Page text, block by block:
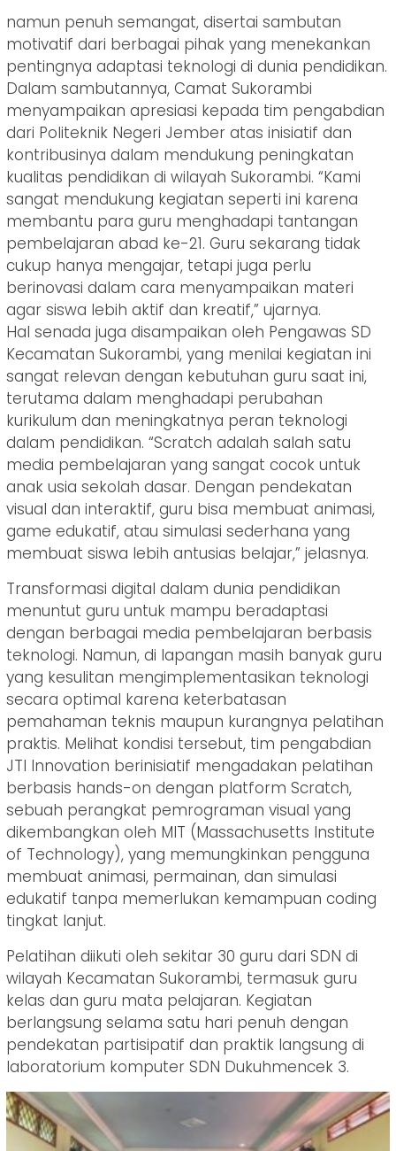
namun penuh semangat, disertai sambutan
motivatif dari berbagai pihak yang menekankan
pentingnya adaptasi teknologi di dunia pendidikan.
Dalam sambutannya, Camat Sukorambi
menyampaikan apresiasi kepada tim pengabdian
dari Politeknik Negeri Jember atas inisiatif dan
kontribusinya dalam mendukung peningkatan
kualitas pendidikan di wilayah Sukorambi. “Kami
sangat mendukung kegiatan seperti ini karena
membantu para guru menghadapi tantangan
pembelajaran abad ke-21. Guru sekarang tidak
cukup hanya mengajar, tetapi juga perlu
berinovasi dalam cara menyampaikan materi
agar siswa lebih aktif dan kreatif,” ujarnya.
Hal senada juga disampaikan oleh Pengawas SD
Kecamatan Sukorambi, yang menilai kegiatan ini
sangat relevan dengan kebutuhan guru saat ini,
terutama dalam menghadapi perubahan
kurikulum dan meningkatnya peran teknologi
dalam pendidikan. “Scratch adalah salah satu
media pembelajaran yang sangat cocok untuk
anak usia sekolah dasar. Dengan pendekatan
visual dan interaktif, guru bisa membuat animasi,
game edukatif, atau simulasi sederhana yang
membuat siswa lebih antusias belajar,” jelasnya.
Transformasi digital dalam dunia pendidikan
menuntut guru untuk mampu beradaptasi
dengan berbagai media pembelajaran berbasis
teknologi. Namun, di lapangan masih banyak guru
yang kesulitan mengimplementasikan teknologi
secara optimal karena keterbatasan
pemahaman teknis maupun kurangnya pelatihan
praktis. Melihat kondisi tersebut, tim pengabdian
JTI Innovation berinisiatif mengadakan pelatihan
berbasis hands-on dengan platform Scratch,
sebuah perangkat pemrograman visual yang
dikembangkan oleh MIT (Massachusetts Institute
of Technology), yang memungkinkan pengguna
membuat animasi, permainan, dan simulasi
edukatif tanpa memerlukan kemampuan coding
tingkat lanjut.
Pelatihan diikuti oleh sekitar 30 guru dari SDN di
wilayah Kecamatan Sukorambi, termasuk guru
kelas dan guru mata pelajaran. Kegiatan
berlangsung selama satu hari penuh dengan
pendekatan partisipatif dan praktik langsung di
laboratorium komputer SDN Dukuhmencek 3.